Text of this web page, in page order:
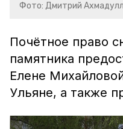
Фото: Дмитрий
Почётное право
памятника
Елене
Ульяне, а также